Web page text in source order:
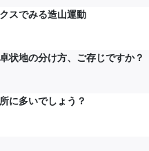
スでみる造山運動
地の分け方、ご存じですか？
に多いでしょう？